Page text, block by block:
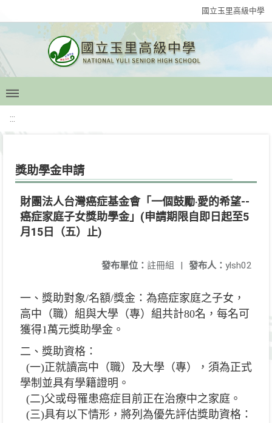
國立玉里高級中學
:::
獎助學金申請
財團法人台灣癌症基金會「一個鼓勵‧愛的希望--
癌症家庭子女獎助學金」(申請期限自即日起至5
月15日（五）止)
發布人： ylsh02
發布單位： 註冊組 |
一、獎助對象/名額/獎金：為癌症家庭之子女，
高中（職）組與大學（專）組共計80名，每名可
獲得1萬元獎助學金。
二、獎助資格：
(一)正就讀高中（職）及大學（專），須為正式
學制並具有學籍證明。
(二)父或母罹患癌症目前正在治療中之家庭。
(三)具有以下情形，將列為優先評估獎助資格：